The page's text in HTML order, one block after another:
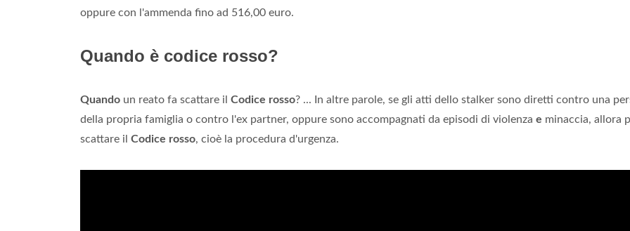
oppure con l'ammenda fino ad 516,00 euro.
Quando è codice rosso?
Quando un reato fa scattare il Codice rosso? ... In altre parole, se gli atti dello stalker sono diretti contro una
della propria famiglia o contro l'ex partner, oppure sono accompagnati da episodi di violenza e minaccia, allora
scattare il Codice rosso, cioè la procedura d'urgenza.